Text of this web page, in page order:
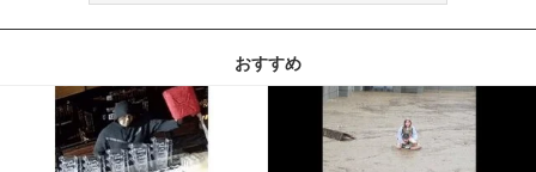
おすすめ
記事を読む